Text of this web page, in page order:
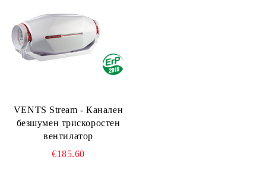
VENTS Stream - Канален
безшумен трискоростен
вентилатор
€185.60